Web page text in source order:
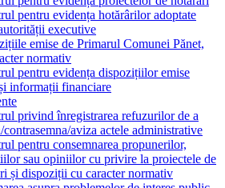
pentru evidența hotărârilor adoptate
executive
emise de Primarul Comunei Pănet,
normativ
pentru evidența dispozițiilor emise
informații financiare
privind înregistrarea refuzurilor de a
contrasemna/aviza actele administrative
pentru consemnarea propunerilor,
sau opiniilor cu privire la proiectele de
și dispoziții cu caracter normativ